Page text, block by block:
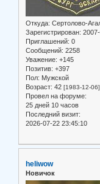
Откуда: Сертолово-
Зарегистрирован:
Приглашений: 0
Сообщений: 2258
Уважение: +145
Позитив: +397
Пол: Мужской
Возраст: 42 [1983-12-06]
Провел на форуме:
25 дней 10 часов
Последний визит:
2026-07-22 23:45:10
heliwow
Новичок